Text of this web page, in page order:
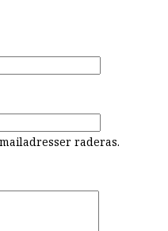
raderas.